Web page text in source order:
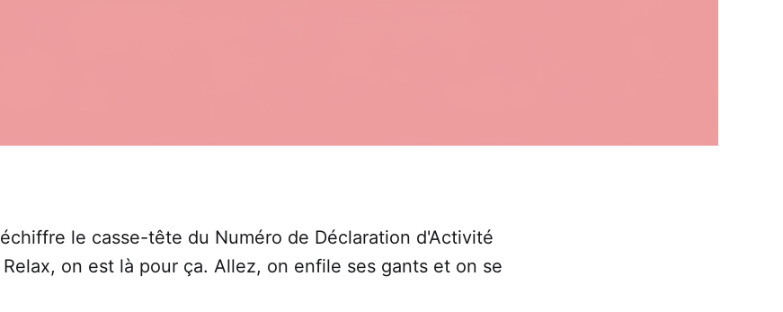
le casse-tête du Numéro de Déclaration d'Activité
Relax, on est là pour ça. Allez, on enfile ses gants et on se